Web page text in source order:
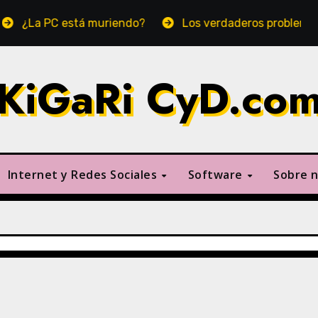
está muriendo? Los verdaderos problemas en Linux
Internet y Redes Sociales Software Sobre